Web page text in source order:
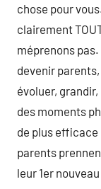
chose pour
clairement
méprenons
devenir
évoluer,
des moments
de plus efficace
parents
leur 1er